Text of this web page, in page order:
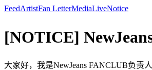
FeedArtistFan LetterMediaLiveNotice
[NOTICE]
大家好，我是NewJeans FANCLUB负责